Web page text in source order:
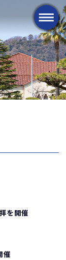
を開催
催